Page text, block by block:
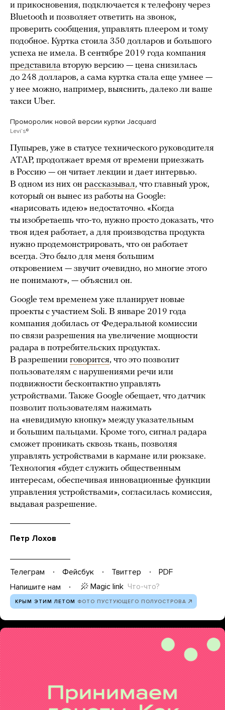
и прикосновения, подключается к телефону через
Bluetooth и позволяет ответить на звонок,
проверить сообщения, управлять плеером и тому
подобное. Куртка стоила 350 долларов и большого
успеха не имела. В сентябре 2019 года компания
представила вторую версию — цена снизилась
до 248 долларов, а сама куртка стала еще умнее —
у нее можно, например, выяснить, далеко ли ваше
такси Uber.
Проморолик новой версии куртки Jacquard
Leviʼs®
Пупырев, уже в статусе технического руководителя
ATAP, продолжает время от времени приезжать
в Россию — он читает лекции и дает интервью.
В одном из них он рассказывал, что главный урок,
который он вынес из работы на Google:
«нарисовать идею» недостаточно. «Когда
ты изобретаешь что-то, нужно просто доказать, что
твоя идея работает, а для производства продукта
нужно продемонстрировать, что он работает
всегда. Это было для меня большим
откровением — звучит очевидно, но многие этого
не понимают», — объяснил он.
Google тем временем уже планирует новые
проекты с участием Soli. В январе 2019 года
компания добилась от Федеральной комиссии
по связи разрешения на увеличение мощности
радара в потребительских продуктах.
В разрешении говорится, что это позволит
пользователям с нарушениями речи или
подвижности бесконтактно управлять
устройствами. Также Google обещает, что датчик
позволит пользователям нажимать
на «невидимую кнопку» между указательным
и большим пальцами. Кроме того, сигнал радара
сможет проникать сквозь ткань, позволяя
управлять устройствами в кармане или рюкзаке.
Технология «будет служить общественным
интересам, обеспечивая инновационные функции
управления устройствами», согласилась комиссия,
выдавая разрешение.
Петр Лохов
Телеграм Фейсбук Твиттер
PDF
Напишите нам
Magic link Что-что?
КРЫМ ЭТИМ ЛЕТОМ ФОТО ПУСТУЮЩЕГО ПОЛУОСТРОВА